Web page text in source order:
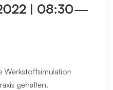
| 08:30—
Werkstoffsimulation
gehalten.